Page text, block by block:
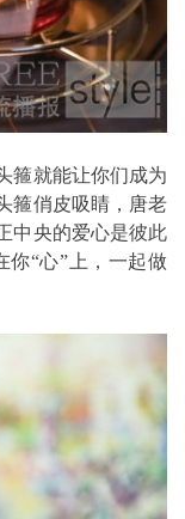
就能让你们成为
箍俏皮吸睛，唐老
中央的爱心是彼此
你“心”上，一起做